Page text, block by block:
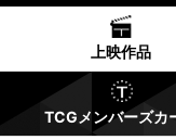
上映作品
TCGメンバーズカ